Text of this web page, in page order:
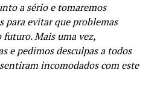
a sério e tomaremos
para evitar que problemas
Mais uma vez,
e pedimos desculpas a todos
incomodados com este